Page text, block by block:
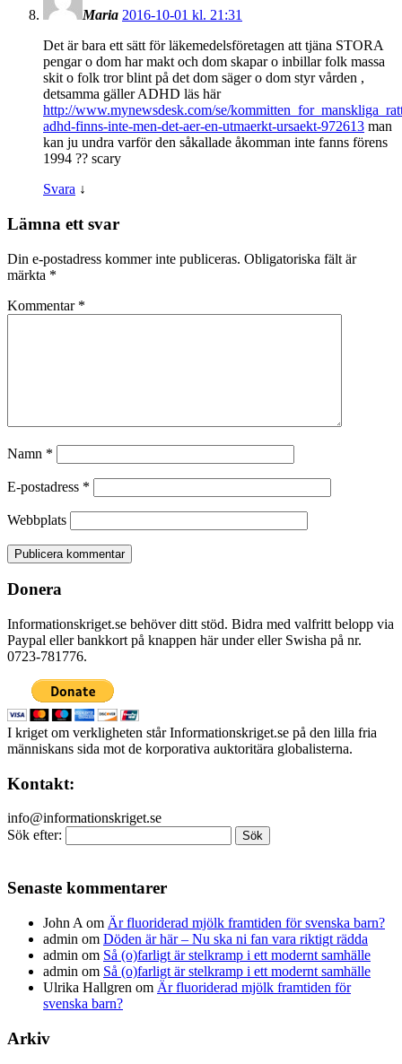
Maria 2016-10-01 kl. 21:31
Det är bara ett sätt för läkemedelsföretagen att tjäna STORA
pengar o dom har makt och dom skapar o inbillar folk massa
skit o folk tror blint på det dom säger o dom styr vården ,
detsamma gäller ADHD läs här
http://www.mynewsdesk.com/se/
adhd-finns-inte-men-det-aer-en-utmaerkt-ursaekt-972613 man
kan ju undra varför den såkallade åkomman inte fanns förens
1994 ?? scary
Svara ↓
Lämna ett svar
Din e-postadress kommer inte publiceras. Obligatoriska fält är
märkta *
Kommentar *
Namn *
E-postadress *
Webbplats
Donera
Informationskriget.se behöver ditt stöd. Bidra med valfritt belopp via
Paypal eller bankkort på knappen här under eller Swisha på nr.
0723-781776.
I kriget om verkligheten står Informationskriget.se på den lilla fria
människans sida mot de korporativa auktoritära globalisterna.
Kontakt:
info@informationskriget.se
Sök efter:
Senaste kommentarer
John A om Är fluoriderad mjölk framtiden för svenska barn?
admin om Döden är här – Nu ska ni fan vara riktigt rädda
admin om Så (o)farligt är stelkramp i ett modernt samhälle
admin om Så (o)farligt är stelkramp i ett modernt samhälle
Ulrika Hallgren om Är fluoriderad mjölk framtiden för
svenska barn?
Arkiv